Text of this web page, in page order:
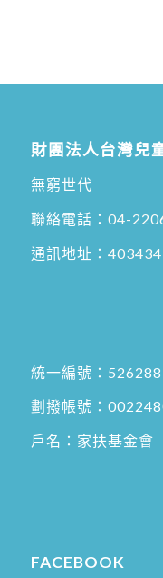
財團法人台灣兒
無窮世代
聯絡電話： 04-
通訊地址：
統一編號：
劃撥帳號：
戶名：家扶基金會
FACEBOOK